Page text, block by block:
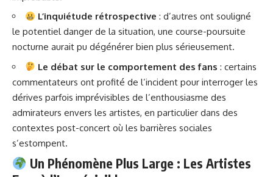
L’inquiétude rétrospective : d’autres ont souligné
le potentiel danger de la situation, une course-poursuite
nocturne aurait pu dégénérer bien plus sérieusement.
Le débat sur le comportement des fans : certains
commentateurs ont profité de l’incident pour interroger les
dérives parfois imprévisibles de l’enthousiasme des
admirateurs envers les artistes, en particulier dans des
contextes post-concert où les barrières sociales
s’estompent.
Un Phénomène Plus Large : Les Artistes